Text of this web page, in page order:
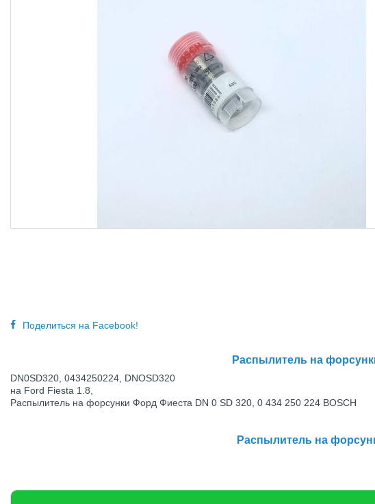
Поделиться на Facebook!
Распылитель на
DN0SD320, 0434250224, DNOSD320
на Ford Fiesta 1.8,
Распылитель на форсунки Форд Фиеста DN 0 SD 320, 0 434 250 224 BOSCH
Распылитель на